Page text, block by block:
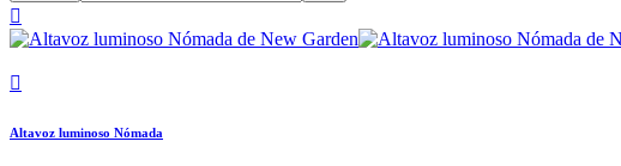


Altavoz luminoso Nómada